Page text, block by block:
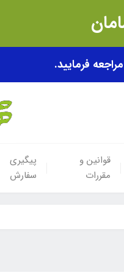
قوانین و
مقررات
پیگیری
سفارش